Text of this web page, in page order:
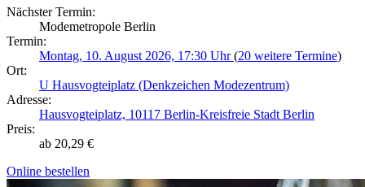
Nächster Termin:
Modemetropole Berlin
Termin:
Montag, 10. August 2026, 17:30 Uhr(20 weitere Termine)
Ort:
U Hausvogteiplatz (Denkzeichen Modezentrum)
Adresse:
Hausvogteiplatz, 10117 Berlin-Kreisfreie Stadt Berlin
Preis:
ab 20,29 €
Online bestellen